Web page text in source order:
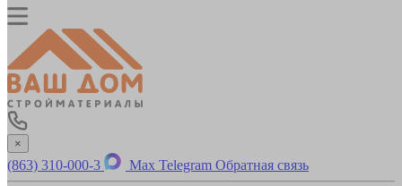
×
(863) 310-000-3 Max Telegram Обратная связь